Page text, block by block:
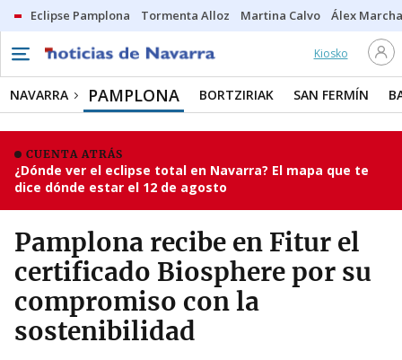
Eclipse Pamplona Tormenta Alloz Martina Calvo Álex
Kiosko
NAVARRA PAMPLONA BORTZIRIAK SAN FERMÍN
CUENTA ATRÁS
¿Dónde ver el eclipse total en Navarra? El mapa que te
dice dónde estar el 12 de agosto
Pamplona recibe en Fitur el
certificado Biosphere por su
compromiso con la
sostenibilidad